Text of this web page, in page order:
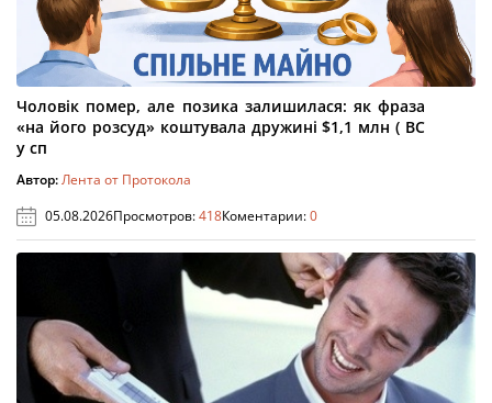
Чоловік помер, але позика залишилася: як фраза
«на його розсуд» коштувала дружині $1,1 млн ( ВС
у сп
Автор:Лента от Протокола
05.08.2026Просмотров:418Коментарии:0